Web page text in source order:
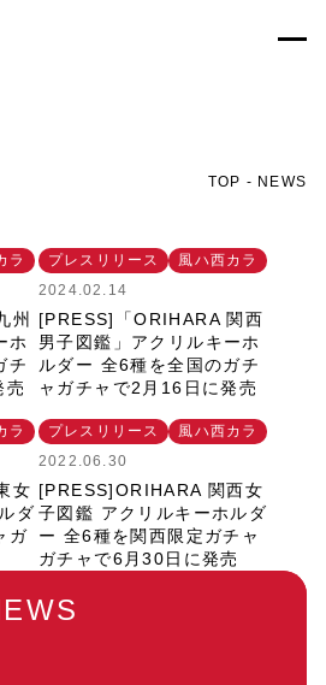
プ
TOP NEWS
ラ
州
ホ
チ
売
プレスリリース
風ハ西カラ
2024.02.14
[PRESS]「ORIHARA 関西
男子図鑑」アクリルキーホ
ルダー 全6種を全国のガチ
ャガチャで2月16日に発売
ラ
女
ダ
ガ
プレスリリース
風ハ西カラ
2022.06.30
[PRESS]ORIHARA 関西女
子図鑑 アクリルキーホルダ
ー 全6種を関西限定ガチャ
ガチャで6月30日に発売